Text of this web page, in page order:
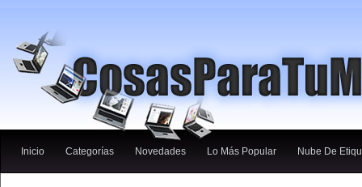
Inicio Categorías Novedades Lo Más Popular Nube De